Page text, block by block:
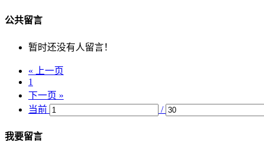
公共留言
暂时还没有人留言！
« 上一页
1
下一页 »
当前
/
我要留言